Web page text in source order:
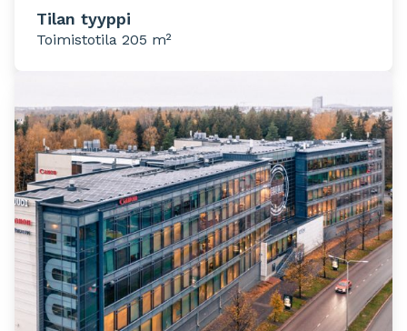
Tilan tyyppi
Toimistotila 205 m²